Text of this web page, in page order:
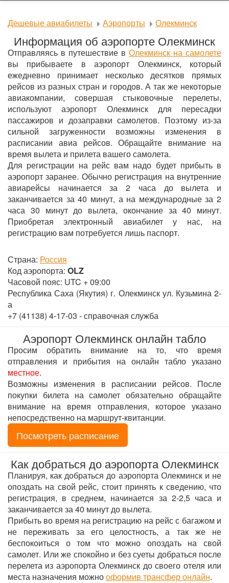
Дешевые авиабилеты Аэропорты Олекминск
Информация об аэропорте Олекминск
Отправляясь в путешествие в Олекминск на самолете
вы прибываете в аэропорт Олекминск, который
ежедневно принимает несколько десятков прямых
рейсов из разных стран и городов. А так же некоторые
авиакомпании, совершая стыковочные перелеты,
используют аэропорт Олекминск для пересадки
пассажиров и дозаправки самолетов. Поэтому из-за
сильной загруженности возможны изменения в
расписании авиа рейсов. Обращайте внимание на
время вылета и прилета вашего самолета.
Для регистрации на рейс вам надо будет прибыть в
аэропорт заранее. Обычно регистрация на внутренние
авиарейсы начинается за 2 часа до вылета и
заканчивается за 40 минут, а на международные за 2
часа 30 минут до вылета, окончание за 40 минут.
Приобретая электронный авиабилет у нас, на
регистрацию вам потребуется лишь паспорт.
Страна: Россия
Код аэропорта: OLZ
Часовой пояс: UTC + 09:00
Республика Саха (Якутия) г. Олекминск ул. Кузьмина 2-
а
+7 (41138) 4-17-03 - справочная служба
Аэропорт Олекминск онлайн табло
Просим обратить внимание на то, что время
отправления и прибытия на онлайн табло указано
местное.
Возможны изменения в расписании рейсов. После
покупки билета на самолет обязательно обращайте
внимание на время отправления, которое указано
непосредственно на маршрут-квитанции.
Посмотреть расписание
Как добраться до аэропорта Олекминск
Планируя, как добраться до аэропорта Олекминск и не
опоздать на свой рейс, стоит принять к сведению, что
регистрация, в среднем, начинается за 2-2,5 часа и
заканчивается за 40 минут до вылета.
Прибыть во время на регистрацию на рейс с багажом и
не переживать за его целостность, а так же не
беспокоиться о том что можно опоздать на свой
самолет. Или же спокойно и без суеты добраться после
перелета из аэропорта Олекминск до своего отеля или
места назначения можнооформив трансфер онлайн.